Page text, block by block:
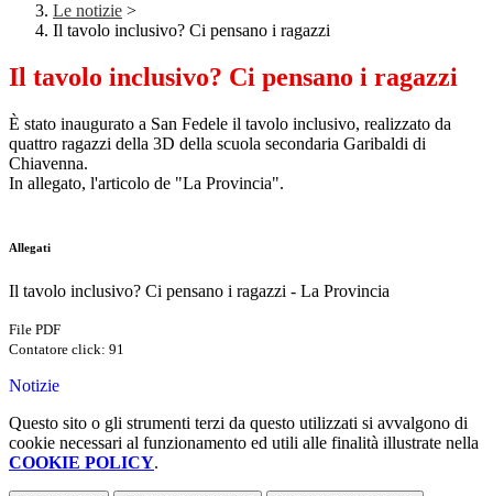
Le notizie >
Il tavolo inclusivo? Ci pensano i ragazzi
Il tavolo inclusivo? Ci pensano i ragazzi
È stato inaugurato a San Fedele il tavolo inclusivo, realizzato da
quattro ragazzi della 3D della scuola secondaria Garibaldi di
Chiavenna.
In allegato, l'articolo de "La Provincia".
Allegati
Il tavolo inclusivo? Ci pensano i ragazzi - La Provincia
File PDF
Contatore click: 91
Notizie
Questo sito o gli strumenti terzi da questo utilizzati si avvalgono di
cookie necessari al funzionamento ed utili alle finalità illustrate nella
COOKIE POLICY.